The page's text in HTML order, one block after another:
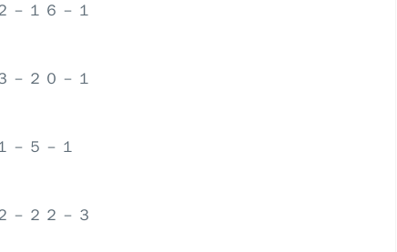
－１６－１
－２０－１
－５－１
－２２－３